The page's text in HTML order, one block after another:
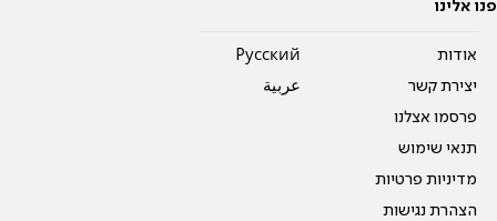
פנו אלינו
אודות
יצירת קשר
פרסמו אצלנו
תנאי שימוש
מדיניות פרטיות
הצהרת נגישות
Pусский
عربية